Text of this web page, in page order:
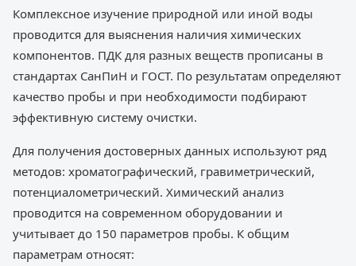
Комплексное изучение природной или иной воды
проводится для выяснения наличия химических
компонентов. ПДК для разных веществ прописаны в
стандартах СанПиН и ГОСТ. По результатам определяют
качество пробы и при необходимости подбирают
эффективную систему очистки.
Для получения достоверных данных используют ряд
методов: хроматографический, гравиметрический,
потенциалометрический. Химический анализ
проводится на современном оборудовании и
учитывает до 150 параметров пробы. К общим
параметрам относят: